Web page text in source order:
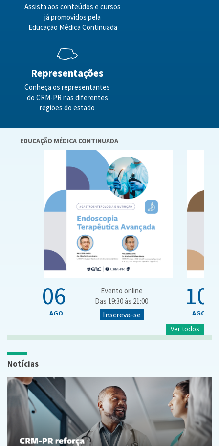
Assista aos conteúdos e cursos
já promovidos pela
Educação Médica Continuada
Representações
Conheça os representantes
do CRM-PR nas diferentes
regiões do estado
EDUCAÇÃO MÉDICA CONTINUADA
06
AGO
Evento online
Das 19:30 às 21:00
Inscreva-se
10
AGO
Ver todos
Notícias